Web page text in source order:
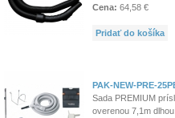
Cena: 64,58 €
Pridať do košíka
PAK-NEW-PRE-
Sada PREMIUM
overenou 7,1m